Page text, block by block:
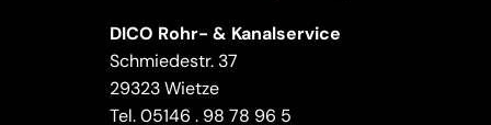
DICO Rohr- & Kanalservice
Schmiedestr. 37
29323 Wietze
Tel.05146 . 98 78 96 5